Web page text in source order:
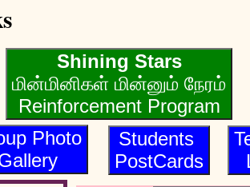
Shining Stars
மின்மினிகள் மின்னும் நேரம்
Reinforcement Program
Photo
Students
PostCards